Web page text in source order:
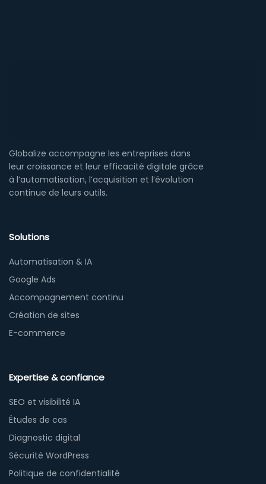
Globalize accompagne les entreprises dans
leur croissance et leur efficacité digitale grâce
à l’automatisation, l’acquisition et l’évolution
continue de leurs outils.
Solutions
Automatisation & IA
Google Ads
Accompagnement continu
Création de sites
E-commerce
Expertise & confiance
SEO et visibilité IA
Études de cas
Diagnostic digital
Sécurité WordPress
Politique de confidentialité